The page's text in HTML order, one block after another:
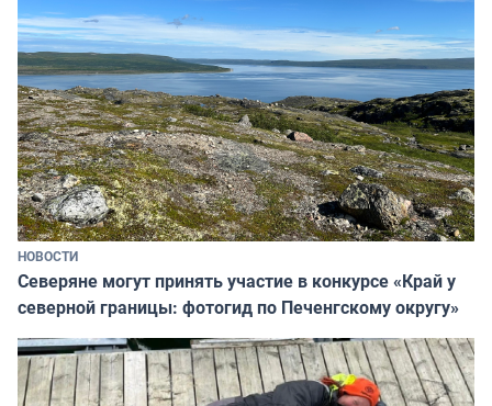
НОВОСТИ
Северяне могут принять участие в конкурсе «Край у
северной границы: фотогид по Печенгскому округу»